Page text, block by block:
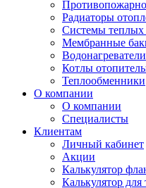
Радиаторы
Системы теплых
Мембранные
Водонагреватели
Котлы
Теплообменники
О компании
О компании
Специалисты
Клиентам
Личный кабинет
Акции
Калькулятор
Калькулятор для